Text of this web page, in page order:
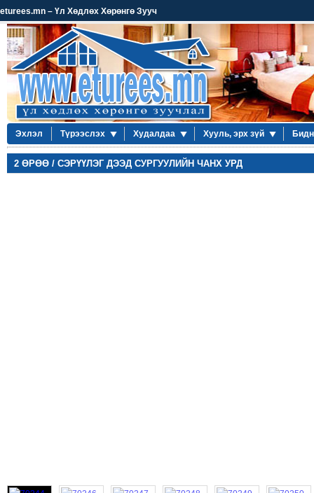
eturees.mn – Үл Хөдлөх Хөрөнгө Зууч
Эхлэл Түрээслэх Худалдаа Хууль, эрх зүй
2 ӨРӨӨ / СЭРҮҮЛЭГ ДЭЭД СУРГУУЛИЙН ЧАНХ УРД